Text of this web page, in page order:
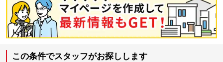
この条件でスタッフがお探しします